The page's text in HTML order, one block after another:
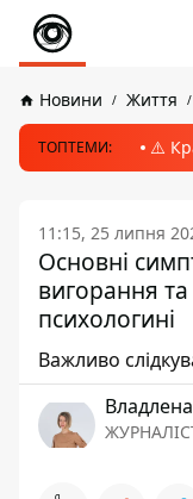
Новини Життя
ТОПТЕМИ: ⚠️
11:15, 25 липня
Основні
вигорання
психологині
Важливо